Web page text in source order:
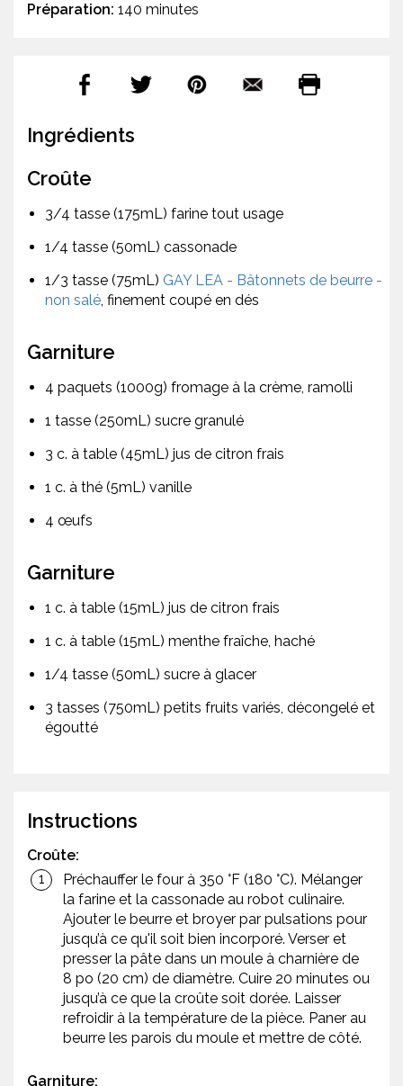
Préparation: 140 minutes
Ingrédients
Croûte
3/4 tasse (175mL) farine tout usage
1/4 tasse (50mL) cassonade
1/3 tasse (75mL) GAY LEA - Bâtonnets de beurre -
non salé, finement coupé en dés
Garniture
4 paquets (1000g) fromage à la crème, ramolli
1 tasse (250mL) sucre granulé
3 c. à table (45mL) jus de citron frais
1 c. à thé (5mL) vanille
4 œufs
Garniture
1 c. à table (15mL) jus de citron frais
1 c. à table (15mL) menthe fraîche, haché
1/4 tasse (50mL) sucre à glacer
3 tasses (750mL) petits fruits variés, décongelé et
égoutté
Instructions
Croûte:
Préchauffer le four à 350 °F (180 °C). Mélanger
la farine et la cassonade au robot culinaire.
Ajouter le beurre et broyer par pulsations pour
jusqu’à ce qu'il soit bien incorporé. Verser et
presser la pâte dans un moule à charnière de
8 po (20 cm) de diamètre. Cuire 20 minutes ou
jusqu’à ce que la croûte soit dorée. Laisser
refroidir à la température de la pièce. Paner au
beurre les parois du moule et mettre de côté.
Garniture: